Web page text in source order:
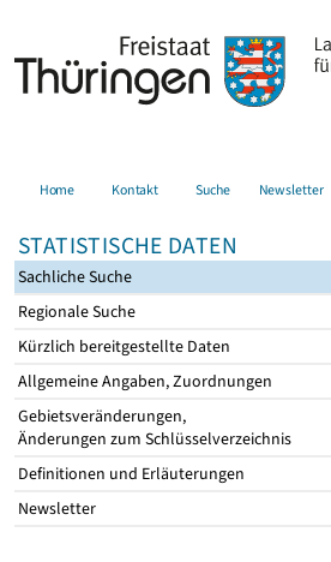
Home Kontakt Suche Newsletter
STATISTISCHE DATEN
Sachliche Suche
Regionale Suche
Kürzlich bereitgestellte Daten
Allgemeine Angaben, Zuordnungen
Gebietsveränderungen,
Änderungen zum Schlüsselverzeichnis
Definitionen und Erläuterungen
Newsletter